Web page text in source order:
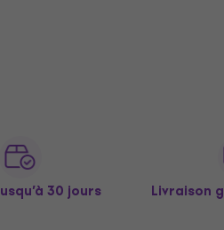
30 jours Livraison